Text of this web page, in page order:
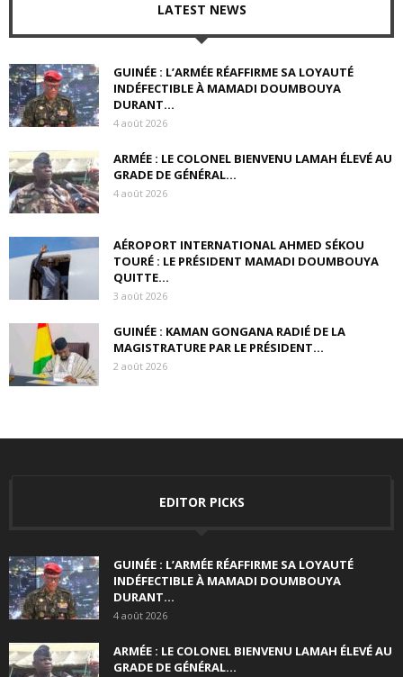
LATEST NEWS
GUINÉE : L’ARMÉE RÉAFFIRME SA LOYAUTÉ
INDÉFECTIBLE À MAMADI DOUMBOUYA
DURANT...
4 août 2026
ARMÉE : LE COLONEL BIENVENU LAMAH ÉLEVÉ AU
GRADE DE GÉNÉRAL...
4 août 2026
AÉROPORT INTERNATIONAL AHMED SÉKOU
TOURÉ : LE PRÉSIDENT MAMADI DOUMBOUYA
QUITTE...
3 août 2026
GUINÉE : KAMAN GONGANA RADIÉ DE LA
MAGISTRATURE PAR LE PRÉSIDENT...
2 août 2026
EDITOR PICKS
GUINÉE : L’ARMÉE RÉAFFIRME SA LOYAUTÉ
INDÉFECTIBLE À MAMADI DOUMBOUYA
DURANT...
4 août 2026
ARMÉE : LE COLONEL BIENVENU LAMAH ÉLEVÉ AU
GRADE DE GÉNÉRAL...